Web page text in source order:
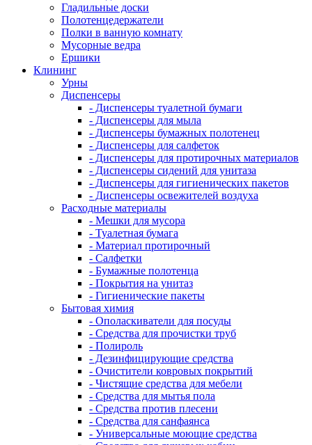
Гладильные доски
Полотенцедержатели
Полки в ванную комнату
Мусорные ведра
Ершики
Клининг
Урны
Диспенсеры
- Диспенсеры туалетной бумаги
- Диспенсеры для мыла
- Диспенсеры бумажных полотенец
- Диспенсеры для салфеток
- Диспенсеры для протирочных материалов
- Диспенсеры сидений для унитаза
- Диспенсеры для гигиенических пакетов
- Диспенсеры освежителей воздуха
Расходные материалы
- Мешки для мусора
- Туалетная бумага
- Материал протирочный
- Салфетки
- Бумажные полотенца
- Покрытия на унитаз
- Гигиенические пакеты
Бытовая химия
- Ополаскиватели для посуды
- Средства для прочистки труб
- Полироль
- Дезинфицирующие средства
- Очистители ковровых покрытий
- Чистящие средства для мебели
- Средства для мытья пола
- Средства против плесени
- Средства для санфаянса
- Универсальные моющие средства